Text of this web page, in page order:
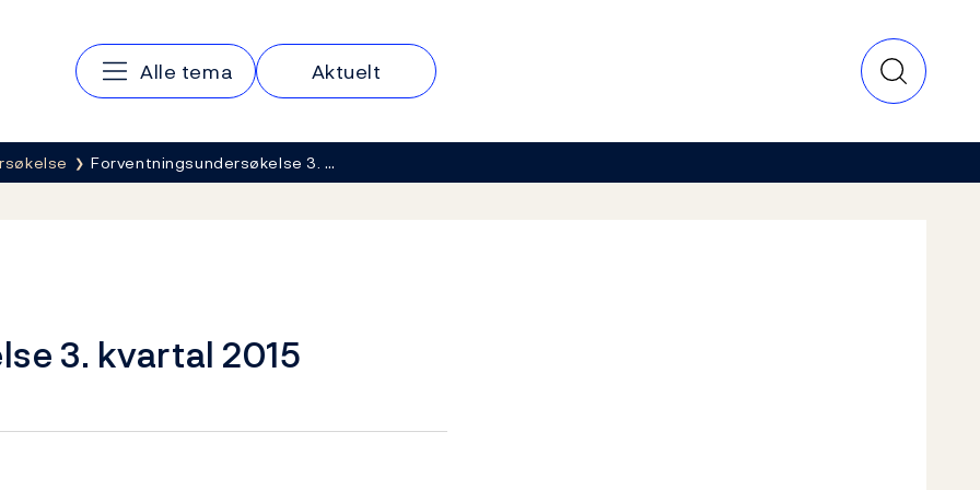
Hovedmeny
Alle tema Aktuelt
Forventningsundersøkelse 3. …
3. kvartal 2015